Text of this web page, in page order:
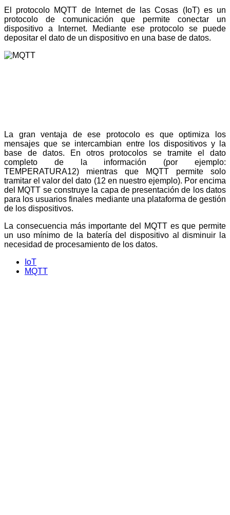
El protocolo MQTT de Internet de las Cosas (IoT) es un
protocolo de comunicación que permite conectar un
dispositivo a Internet. Mediante ese protocolo se puede
depositar el dato de un dispositivo en una base de datos.
La gran ventaja de ese protocolo es que optimiza los
mensajes que se intercambian entre los dispositivos y la
base de datos. En otros protocolos se tramite el dato
completo de la información (por ejemplo:
TEMPERATURA12) mientras que MQTT permite solo
tramitar el valor del dato (12 en nuestro ejemplo). Por encima
del MQTT se construye la capa de presentación de los datos
para los usuarios finales mediante una plataforma de gestión
de los dispositivos.
La consecuencia más importante del MQTT es que permite
un uso mínimo de la batería del dispositivo al disminuir la
necesidad de procesamiento de los datos.
IoT
MQTT